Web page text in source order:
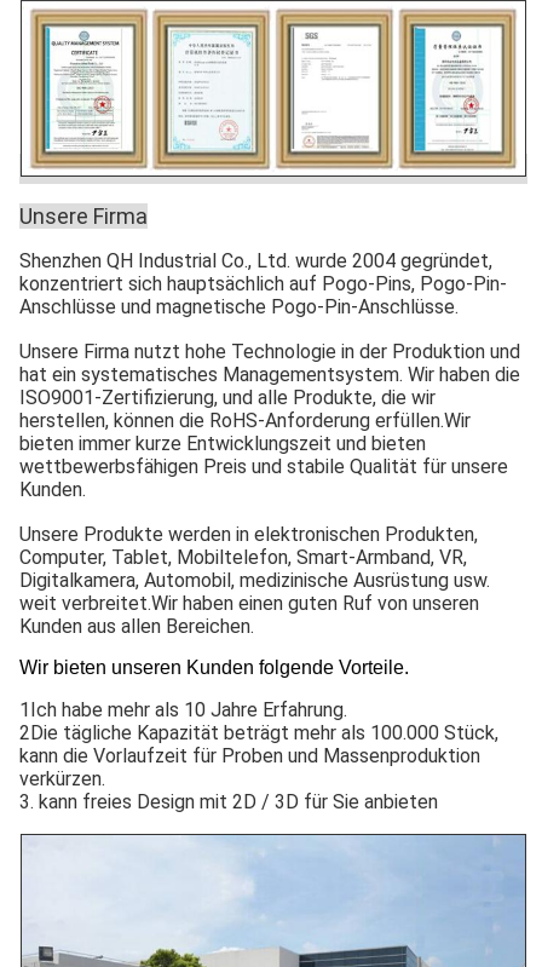
Unsere Firma
Shenzhen QH Industrial Co., Ltd. wurde 2004 gegründet,
konzentriert sich hauptsächlich auf Pogo-Pins, Pogo-Pin-
Anschlüsse und magnetische Pogo-Pin-Anschlüsse.
Unsere Firma nutzt hohe Technologie in der Produktion und
hat ein systematisches Managementsystem. Wir haben die
ISO9001-Zertifizierung, und alle Produkte, die wir
herstellen, können die RoHS-Anforderung erfüllen.Wir
bieten immer kurze Entwicklungszeit und bieten
wettbewerbsfähigen Preis und stabile Qualität für unsere
Kunden.
Unsere Produkte werden in elektronischen Produkten,
Computer, Tablet, Mobiltelefon, Smart-Armband, VR,
Digitalkamera, Automobil, medizinische Ausrüstung usw.
weit verbreitet.Wir haben einen guten Ruf von unseren
Kunden aus allen Bereichen.
Wir bieten unseren Kunden folgende Vorteile.
1Ich habe mehr als 10 Jahre Erfahrung.
2Die tägliche Kapazität beträgt mehr als 100.000 Stück,
kann die Vorlaufzeit für Proben und Massenproduktion
verkürzen.
3. kann freies Design mit 2D / 3D für Sie anbieten